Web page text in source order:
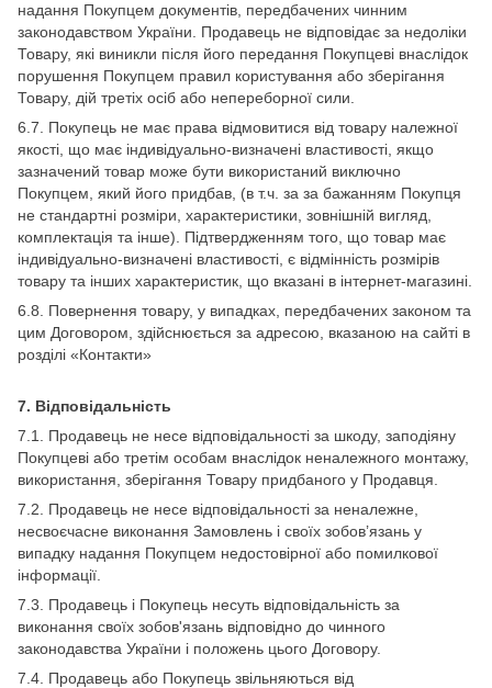
надання Покупцем документів, передбачених чинним
законодавством України. Продавець не відповідає за недоліки
Товару, які виникли після його передання Покупцеві внаслідок
порушення Покупцем правил користування або зберігання
Товару, дій третіх осіб або непереборної сили.
6.7. Покупець не має права відмовитися від товару належної
якості, що має індивідуально-визначені властивості, якщо
зазначений товар може бути використаний виключно
Покупцем, який його придбав, (в т.ч. за за бажанням Покупця
не стандартні розміри, характеристики, зовнішній вигляд,
комплектація та інше). Підтвердженням того, що товар має
індивідуально-визначені властивості, є відмінність розмірів
товару та інших характеристик, що вказані в інтернет-магазині.
6.8. Повернення товару, у випадках, передбачених законом та
цим Договором, здійснюється за адресою, вказаною на сайті в
розділі «Контакти»
7. Відповідальність
7.1. Продавець не несе відповідальності за шкоду, заподіяну
Покупцеві або третім особам внаслідок неналежного монтажу,
використання, зберігання Товару придбаного у Продавця.
7.2. Продавець не несе відповідальності за неналежне,
несвоєчасне виконання Замовлень і своїх зобов’язань у
випадку надання Покупцем недостовірної або помилкової
інформації.
7.3. Продавець і Покупець несуть відповідальність за
виконання своїх зобов'язань відповідно до чинного
законодавства України і положень цього Договору.
7.4. Продавець або Покупець звільняються від